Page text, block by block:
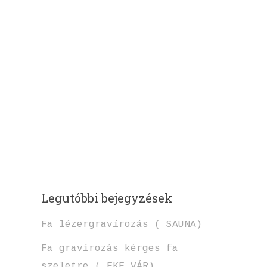
Legutóbbi bejegyzések
Fa lézergravírozás ( SAUNA)
Fa gravírozás kérges fa